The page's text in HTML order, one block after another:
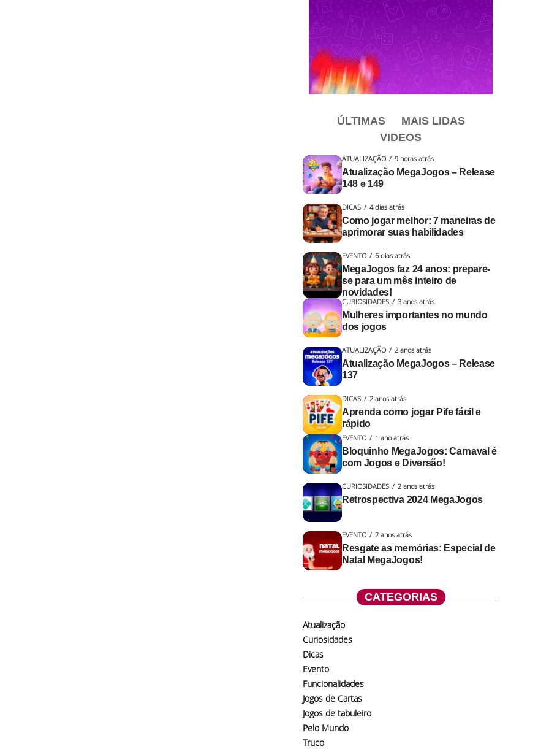
ÚLTIMAS
MAIS LIDAS
VIDEOS
ATUALIZAÇÃO 9 horas atrás
Atualização MegaJogos – Release
148 e 149
DICAS 4 dias atrás
Como jogar melhor: 7 maneiras de
aprimorar suas habilidades
EVENTO 6 dias atrás
MegaJogos faz 24 anos: prepare-
se para um mês inteiro de
novidades!
CURIOSIDADES 3 anos atrás
Mulheres importantes no mundo
dos jogos
ATUALIZAÇÃO 2 anos atrás
Atualização MegaJogos – Release
137
DICAS 2 anos atrás
Aprenda como jogar Pife fácil e
rápido
EVENTO 1 ano atrás
Bloquinho MegaJogos: Carnaval é
com Jogos e Diversão!
CURIOSIDADES 2 anos atrás
Retrospectiva 2024 MegaJogos
EVENTO 2 anos atrás
Resgate as memórias: Especial de
Natal MegaJogos!
CATEGORIAS
Atualização
Curiosidades
Dicas
Evento
Funcionalidades
Jogos de Cartas
Jogos de tabuleiro
Pelo Mundo
Truco